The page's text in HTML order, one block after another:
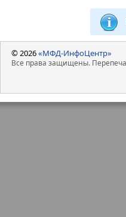
© 2026«МФД-ИнфоЦентр»
Все права защищены.